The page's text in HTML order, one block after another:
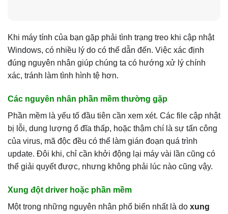
Khi máy tính của bạn gặp phải tình trạng treo khi cập nhật
Windows, có nhiều lý do có thể dẫn đến. Việc xác định
đúng nguyên nhân giúp chúng ta có hướng xử lý chính
xác, tránh làm tình hình tệ hơn.
Các nguyên nhân phần mềm thường gặp
Phần mềm là yếu tố đầu tiên cần xem xét. Các file cập nhật
bị lỗi, dung lượng ổ đĩa thấp, hoặc thậm chí là sự tấn công
của virus, mã độc đều có thể làm gián đoạn quá trình
update. Đôi khi, chỉ cần khởi động lại máy vài lần cũng có
thể giải quyết được, nhưng không phải lúc nào cũng vậy.
Xung đột driver hoặc phần mềm
Một trong những nguyên nhân phổ biến nhất là do xung